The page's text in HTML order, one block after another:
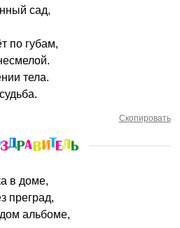
сад,
по губам,
тела.
Скопировать
в доме,
преград,
альбоме,